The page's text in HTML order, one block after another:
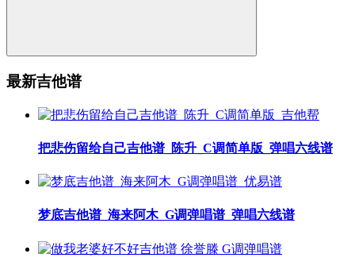
最新吉他谱
把悲伤留给自己吉他谱_陈升_C调简单版_弹唱六线谱
梦底吉他谱_海来阿木_G调弹唱谱_弹唱六线谱